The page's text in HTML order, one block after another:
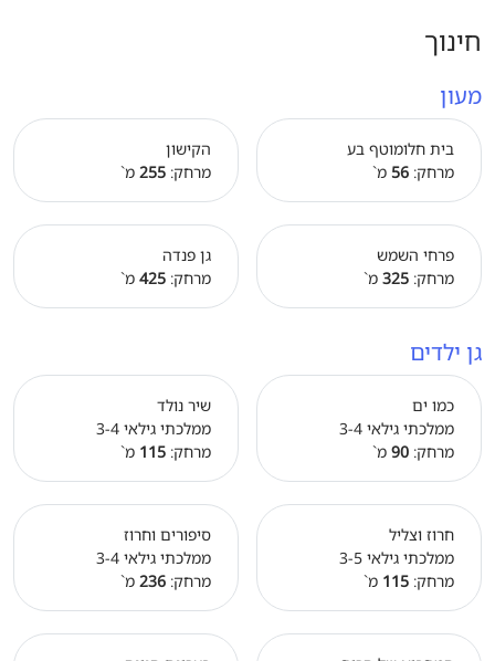
חינוך
מעון
בית חלומוטף בע
מרחק: 56 מ`
הקישון
מרחק: 255 מ`
פרחי השמש
מרחק: 325 מ`
גן פנדה
מרחק: 425 מ`
גן ילדים
כמו ים
ממלכתי גילאי 3-4
מרחק: 90 מ`
שיר נולד
ממלכתי גילאי 3-4
מרחק: 115 מ`
חרוז וצליל
ממלכתי גילאי 3-5
מרחק: 115 מ`
סיפורים וחרוז
ממלכתי גילאי 3-4
מרחק: 236 מ`